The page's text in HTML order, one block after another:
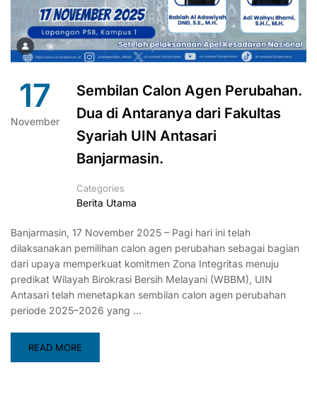
17
November
Sembilan Calon Agen Perubahan.
Dua di Antaranya dari Fakultas
Syariah UIN Antasari
Banjarmasin.
Categories
Berita Utama
Banjarmasin, 17 November 2025 – Pagi hari ini telah
dilaksanakan pemilihan calon agen perubahan sebagai bagian
dari upaya memperkuat komitmen Zona Integritas menuju
predikat Wilayah Birokrasi Bersih Melayani (WBBM), UIN
Antasari telah menetapkan sembilan calon agen perubahan
periode 2025–2026 yang …
READ MORE